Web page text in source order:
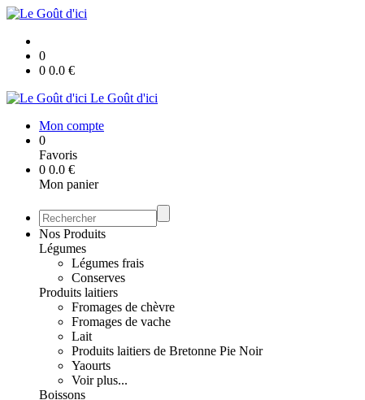
0
0 0.0 €
Le Goût d'ici
Mon compte
0
Favoris
0 0.0 €
Mon panier
Nos Produits
Légumes
Légumes frais
Conserves
Produits laitiers
Fromages de chèvre
Fromages de vache
Lait
Produits laitiers de Bretonne Pie Noir
Yaourts
Voir plus...
Boissons